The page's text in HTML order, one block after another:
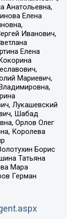
Анатольевна,
Елена
Иванович,
Елена
Мариевич,
Лукашевский
Шабад
Орлов Олег
Королева
Борис
Татьяна
Мара
Герман